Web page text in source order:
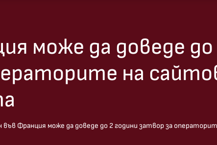
може да доведе до
на
във Франция може да доведе до 2 години затвор за